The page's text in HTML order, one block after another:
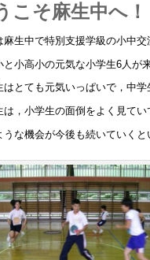
こそ麻生中へ！
麻生中で特別支援学級の小中交
と小高小の元気な小学生6人が
はとても元気いっぱいで，中学
は，小学生の面倒をよく見てい
うな機会が今後も続いていくと